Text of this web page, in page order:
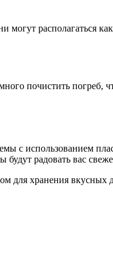
располагаться
почистить погреб,
с использованием
радовать вас
для хранения